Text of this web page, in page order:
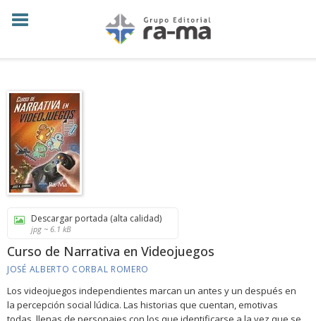
Descargar portada (alta calidad)
jpg ~ 6.1 kB
Curso de Narrativa en Videojuegos
JOSÉ ALBERTO CORBAL ROMERO
Los videojuegos independientes marcan un antes y un después en
la percepción social lúdica. Las historias que cuentan, emotivas